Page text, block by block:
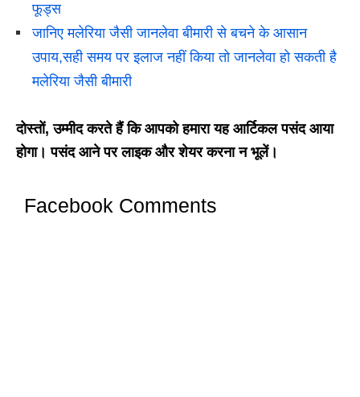
फूड्स
जानिए मलेरिया जैसी जानलेवा बीमारी से बचने के आसान
उपाय,सही समय पर इलाज नहीं किया तो जानलेवा हो सकती है
मलेरिया जैसी बीमारी
दोस्तों, उम्मीद करते हैं कि आपको हमारा यह आर्टिकल पसंद आया
होगा। पसंद आने पर लाइक और शेयर करना न भूलें।
Facebook Comments